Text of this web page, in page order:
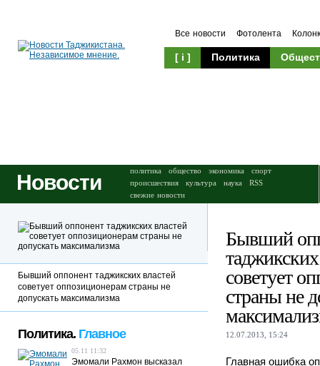
Все новости Фотолента
[ i ] Политика
Новости политика общество экономика
спорт
происшествия
культура наука
RSS
свежие новости
Бывший
советует
страны не
12.07.2013, 15:24
Главная ошибка
Бывший оппонент таджикских властей
советует оппозиционерам страны не
допускать максимализма
Политика. Главное
05.11 11:32
Эмомали Рахмон высказал